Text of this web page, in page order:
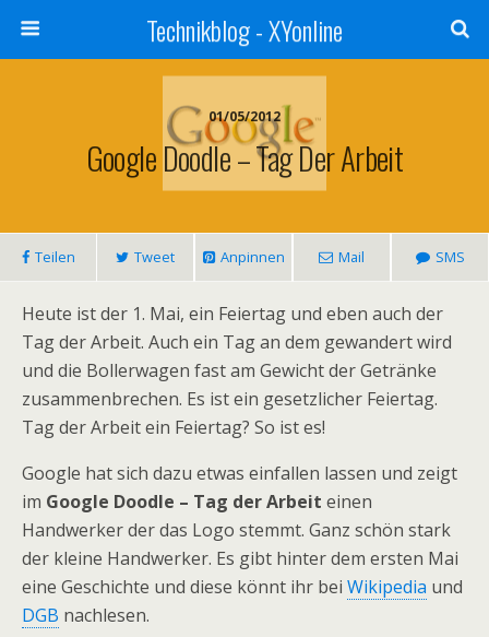
Technikblog - XYonline
01/05/2012
Google Doodle – Tag Der Arbeit
Teilen Tweet Anpinnen Mail SMS
Heute ist der 1. Mai, ein Feiertag und eben auch der
Tag der Arbeit. Auch ein Tag an dem gewandert wird
und die Bollerwagen fast am Gewicht der Getränke
zusammenbrechen. Es ist ein gesetzlicher Feiertag.
Tag der Arbeit ein Feiertag? So ist es!
Google hat sich dazu etwas einfallen lassen und zeigt
im Google Doodle – Tag der Arbeit einen
Handwerker der das Logo stemmt. Ganz schön stark
der kleine Handwerker. Es gibt hinter dem ersten Mai
eine Geschichte und diese könnt ihr bei Wikipedia und
DGB nachlesen.